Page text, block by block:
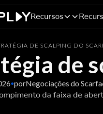
Recursos
DE SCALPING DO
de
•porNegociações do
da faixa de